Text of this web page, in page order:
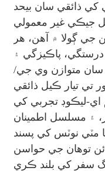
کي ذائقي سان بيحد
جيڪي غير معمولي
ڳولا ۾ آهن، هر
پاڪيزگي ۽
متوازن وي جي/
تي تيار ڪيل ذائقي
اي-ليڪوڊ تجربي کي
۽ مسلسل اطمينان
مٽي نوٽس کي پسند
توهان جي حواسن
سفر کي بلند ڪري